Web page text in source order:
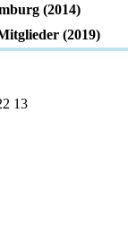
(2014)
(2019)